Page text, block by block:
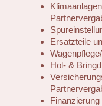
Ersatzteile
Hol- &